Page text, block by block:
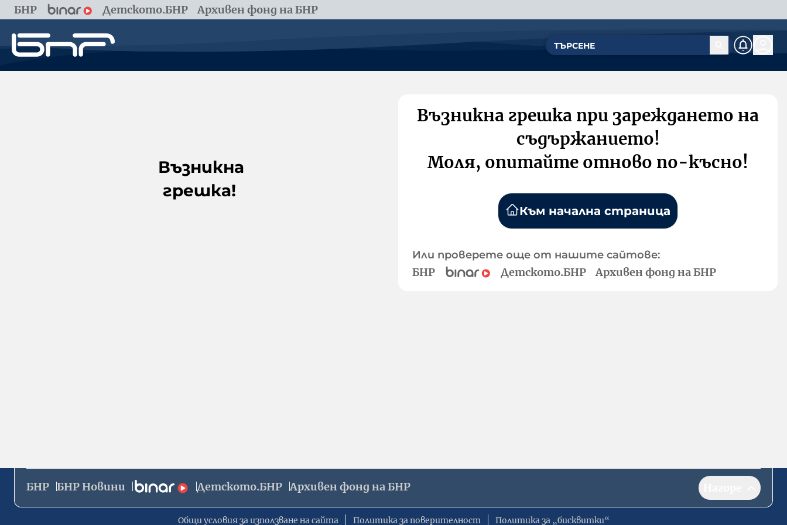
БНР Детското.БНР Архивен фонд на БНР
Възникна
грешка!
Възникна грешка при зареждането на
съдържанието!
Моля, опитайте отново по-късно!
Към начална страница
Или проверете още от нашите сайтове:
БНР Детското.БНР Архивен фонд на БНР
БНР БНР Новини Детското.БНР Архивен фонд на БНР
Общи условия за използване на сайта Политика за поверителност Политика за „бисквитки“